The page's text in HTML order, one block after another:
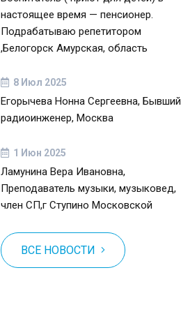
настоящее время — пенсионер.
Подрабатываю репетитором
,Белогорск Амурская, область
8 Июл 2025
Егорычева Нонна Сергеевна, Бывший
радиоинженер, Москва
1 Июн 2025
Ламунина Вера Ивановна,
Преподаватель музыки, музыковед,
член СП,г Ступино Московской
ВСЕ НОВОСТИ